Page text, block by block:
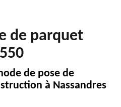
de parquet
de pose de
à Nassandres